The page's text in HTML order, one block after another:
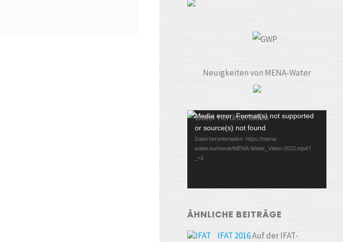
Neuigkeiten von MENA-Water
Video-
Player
Media error: Format(s) not supported
or source(s) not found
Datei herunterladen: https://mena-
water.eu/movie/MENA-Water_Video-2022.mp4?
_=1
ÄHNLICHE BEITRÄGE
IFAT 2016Auf der IFAT-